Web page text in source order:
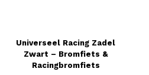
Universeel Racing Zadel
Zwart – Bromfiets &
Racingbromfiets